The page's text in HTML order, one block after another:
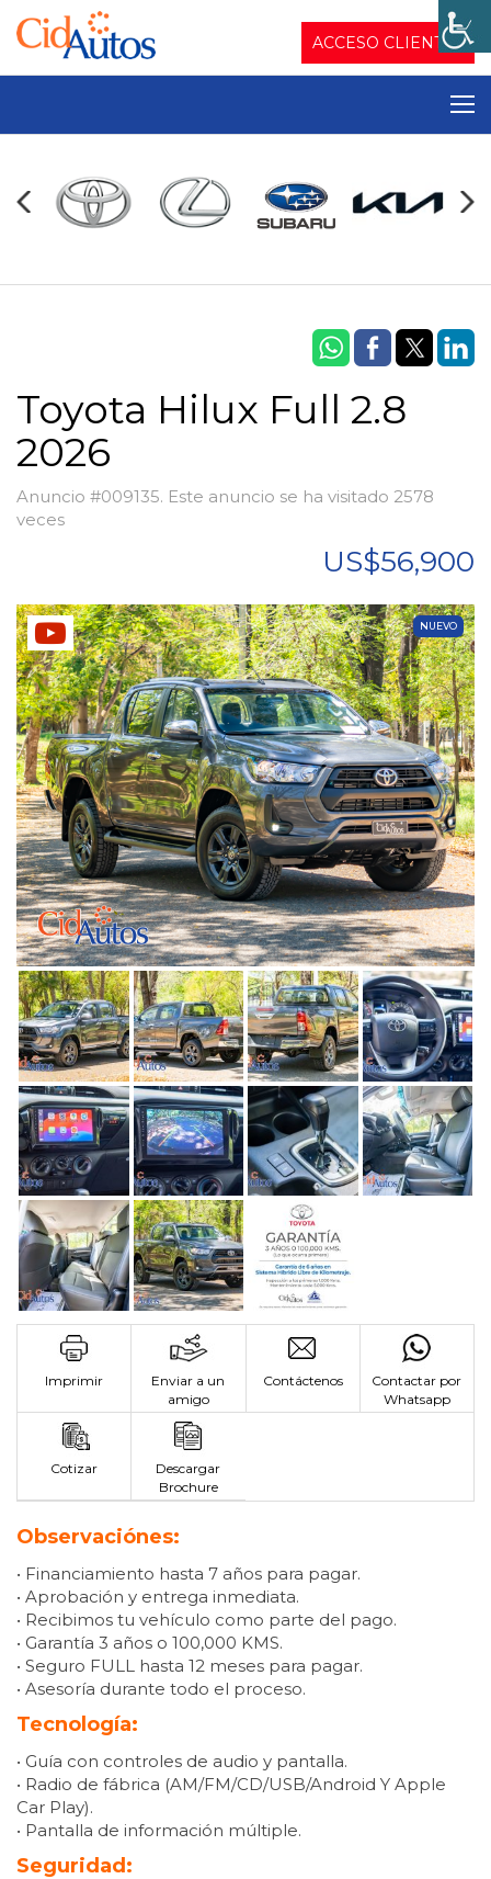
ACCESO CLIENTES
Toyota Hilux Full 2.8
2026
Anuncio #009135. Este anuncio se ha visitado 2578
veces
US$56,900
NUEVO
Imprimir
Enviar a un
amigo
Contáctenos
Contactar por
Whatsapp
Cotizar
Descargar
Brochure
Observaciónes:
• Financiamiento hasta 7 años para pagar.
• Aprobación y entrega inmediata.
• Recibimos tu vehículo como parte del pago.
• Garantía 3 años o 100,000 KMS.
• Seguro FULL hasta 12 meses para pagar.
• Asesoría durante todo el proceso.
Tecnología:
• Guía con controles de audio y pantalla.
• Radio de fábrica (AM/FM/CD/USB/Android Y Apple
Car Play).
• Pantalla de información múltiple.
Seguridad: